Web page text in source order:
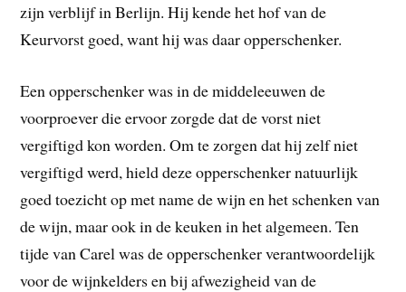
zijn verblijf in Berlijn. Hij kende het hof van de
Keurvorst goed, want hij was daar opperschenker.
Een opperschenker was in de middeleeuwen de
voorproever die ervoor zorgde dat de vorst niet
vergiftigd kon worden. Om te zorgen dat hij zelf niet
vergiftigd werd, hield deze opperschenker natuurlijk
goed toezicht op met name de wijn en het schenken van
de wijn, maar ook in de keuken in het algemeen. Ten
tijde van Carel was de opperschenker verantwoordelijk
voor de wijnkelders en bij afwezigheid van de